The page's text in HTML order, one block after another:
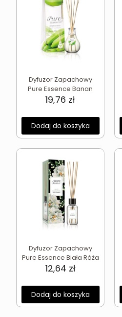
Dyfuzor Zapachowy
Pure Essence Banan
19,76 zł
Dodaj do koszyka
Dyfuzor Zapachowy
Pure Essence Biała Róża
12,64 zł
Dodaj do koszyka